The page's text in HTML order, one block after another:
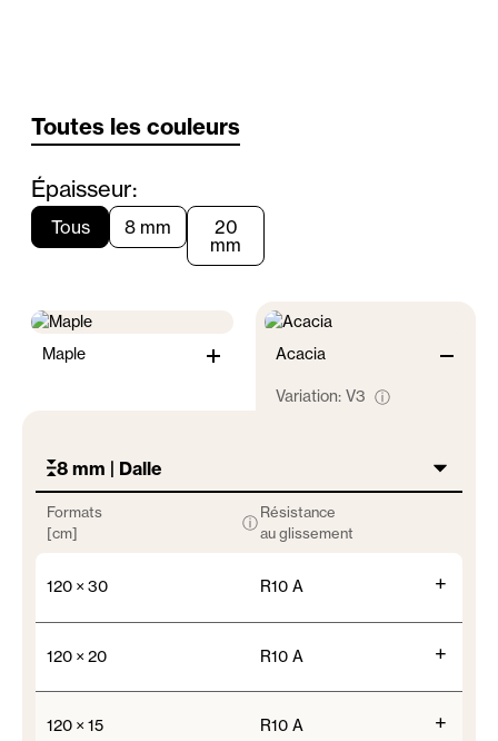
Toutes les couleurs
Épaisseur:
Tous 8 mm
20
mm
Maple Acacia
Variation: V3 ⓘ
8 mm | Dalle
Formats
[cm]
Résistance
au glissement
ⓘ
120 × 30 R10 A +
120 × 20 R10 A +
120 × 15 R10 A +